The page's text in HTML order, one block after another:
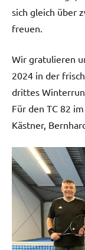
sich gleich über
freuen.
Wir gratulieren
2024 in der
drittes
Für den TC 82
Kästner,